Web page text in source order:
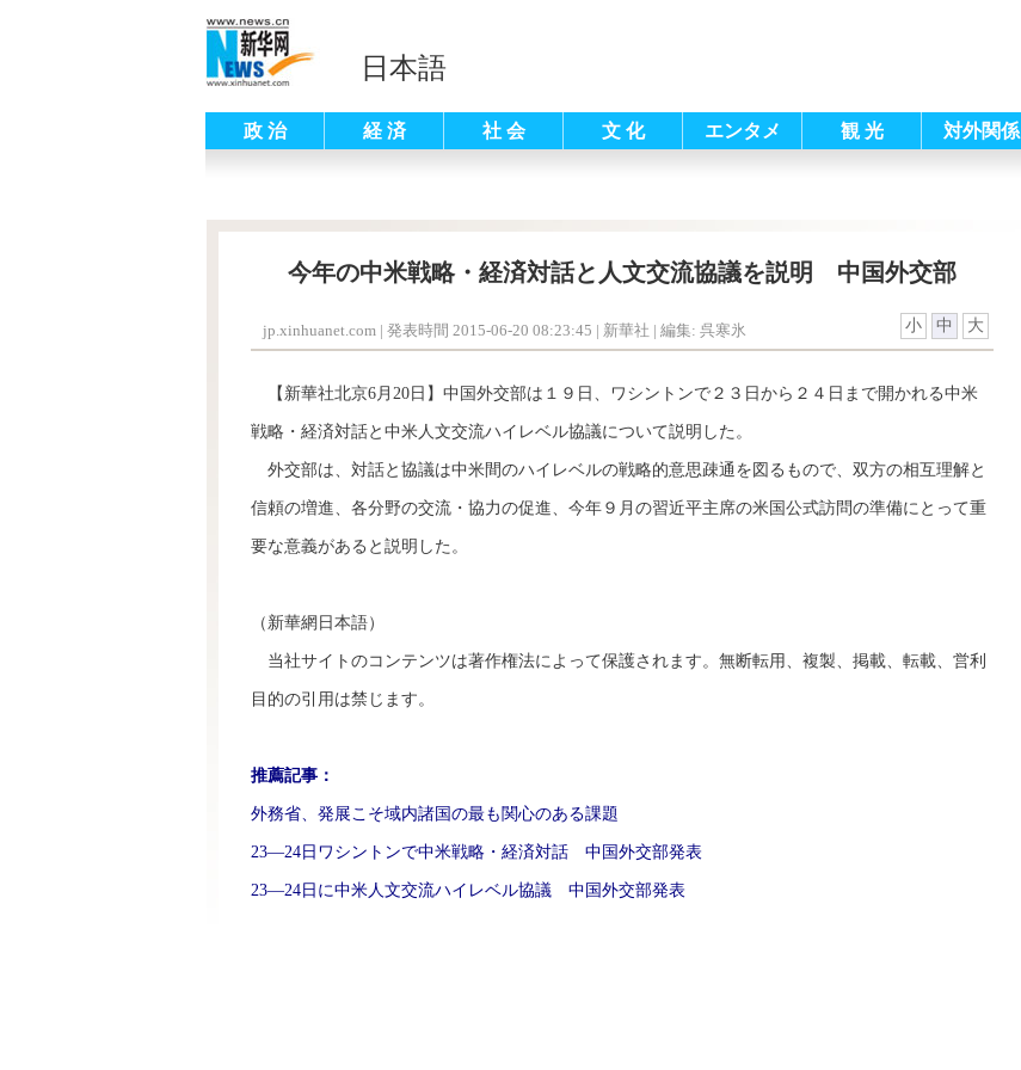
日本語
政 治 経 済 社 会 文 化 エンタメ 観 光 対外関係
今年の中米戦略・経済対話と人文交流協議を説明 中国外交部
jp.xinhuanet.com | 発表時間 2015-06-20 08:23:45 | 新華社 | 編集: 呉寒氷 小 中 大
【新華社北京6月20日】中国外交部は１９日、ワシントンで２３日から２４日まで開かれる中米
戦略・経済対話と中米人文交流ハイレベル協議について説明した。
外交部は、対話と協議は中米間のハイレベルの戦略的意思疎通を図るもので、双方の相互理解と
信頼の増進、各分野の交流・協力の促進、今年９月の習近平主席の米国公式訪問の準備にとって重
要な意義があると説明した。
（新華網日本語）
当社サイトのコンテンツは著作権法によって保護されます。無断転用、複製、掲載、転載、営利
目的の引用は禁じます。
推薦記事：
外務省、発展こそ域内諸国の最も関心のある課題
23―24日ワシントンで中米戦略・経済対話 中国外交部発表
23―24日に中米人文交流ハイレベル協議 中国外交部発表